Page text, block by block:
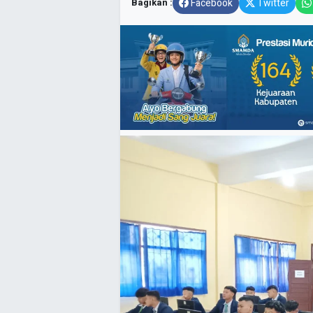
Bagikan : Facebook Twitter